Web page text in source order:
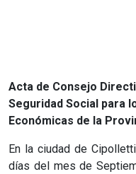
Acta de Consejo
Seguridad Social para
Económicas de la
En la ciudad de
días del mes de